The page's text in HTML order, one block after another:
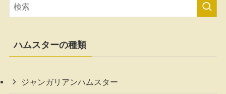
ハムスターの種類
ジャンガリアンハムスター